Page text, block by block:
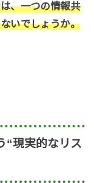
、一つの情報共
いでしょうか。
“現実的なリス